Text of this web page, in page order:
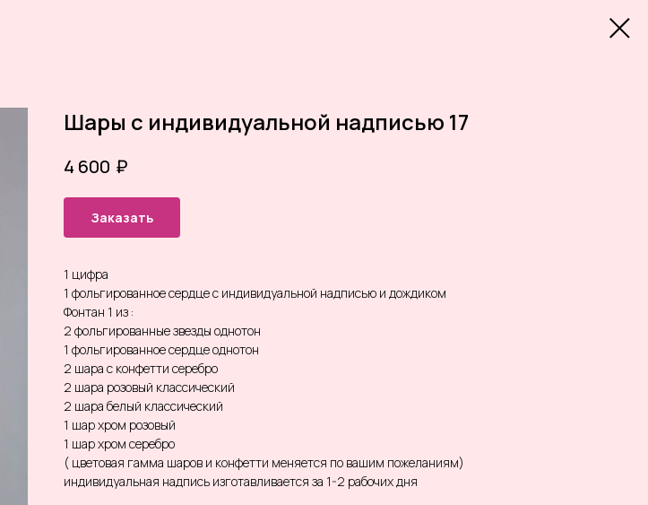
Шары с индивидуальной надписью 17
4 600 ₽
Заказать
1 цифра
1 фольгированное сердце с индивидуальной надписью и дождиком
Фонтан 1 из :
2 фольгированные звезды однотон
1 фольгированное сердце однотон
2 шара с конфетти серебро
2 шара розовый классический
2 шара белый классический
1 шар хром розовый
1 шар хром серебро
( цветовая гамма шаров и конфетти меняется по вашим пожеланиям)
индивидуальная надпись изготавливается за 1-2 рабочих дня